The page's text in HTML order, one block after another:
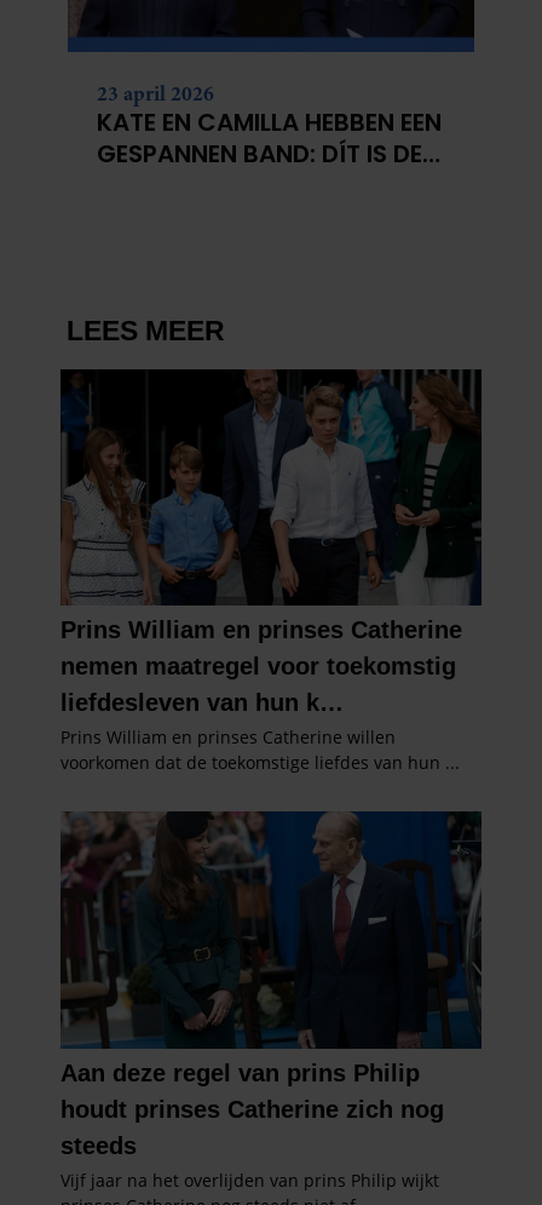
partners kunnen deze gegevens combineren met andere
informatie die u aan ze heeft verstrekt of die ze hebben
verzameld op basis van uw gebruik van hun services. U
gaat akkoord met onze cookies als u onze website blijft
23 april 2026
KATE EN CAMILLA HEBBEN EEN
GESPANNEN BAND: DÍT IS DE